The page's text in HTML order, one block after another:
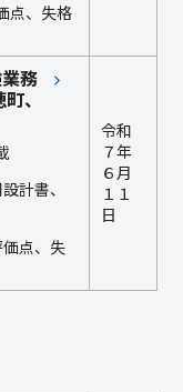
点、失格
務
、
計書、
点、失
令和
７年
６月
１１
日